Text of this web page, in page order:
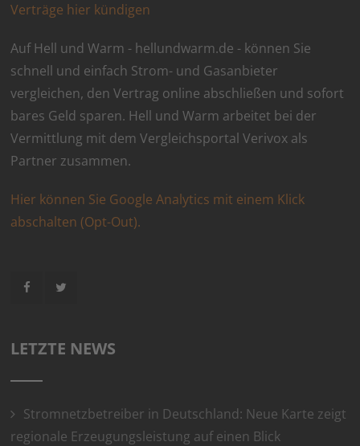
Verträge hier kündigen
Auf Hell und Warm - hellundwarm.de - können Sie
schnell und einfach Strom- und Gasanbieter
vergleichen, den Vertrag online abschließen und sofort
bares Geld sparen. Hell und Warm arbeitet bei der
Vermittlung mit dem Vergleichsportal Verivox als
Partner zusammen.
Hier können Sie Google Analytics mit einem Klick
abschalten (Opt-Out).
LETZTE NEWS
Stromnetzbetreiber in Deutschland: Neue Karte zeigt
regionale Erzeugungsleistung auf einen Blick